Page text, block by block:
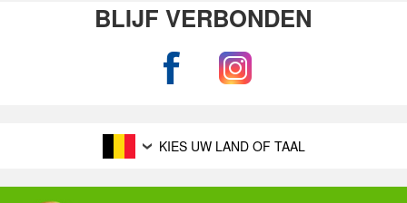
BLIJF VERBONDEN
KIES UW LAND OF TAAL